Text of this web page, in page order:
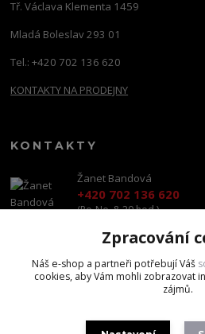
Tř. Václava Klementa 1459
Mladá Boleslav 293 01
Tel.: +420 702 136 620
KONTAKTY NA PRODEJNY
KONTAKTY
Žanet Bandová
+420 702 136 620
(Po-Ne, 8-20 hod.)
shop@brandscapital.cz
Zpracování
Náš e-shop a partneři potřebují Váš
cookies, aby Vám mohli zobrazovat
zájmů.